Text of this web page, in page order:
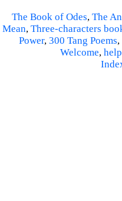
The Book of Odes, The
Mean, Three-characters
Power, 300 Tang Poems,
Welcome, help